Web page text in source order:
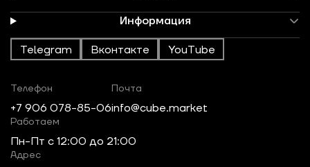
Информация
Telegram Вконтакте YouTube
Телефон
+7 906 078-85-06
Почта
info@cube.market
Работаем
Пн-Пт c 12:00 до 21:00
Адрес